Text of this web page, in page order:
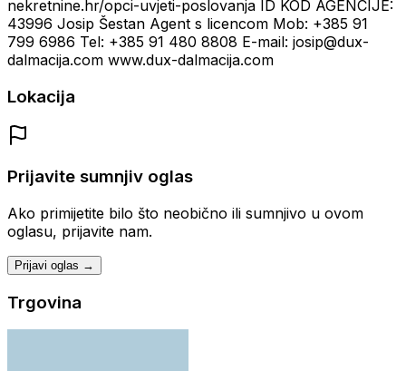
nekretnine.hr/opci-uvjeti-poslovanja ID KOD AGENCIJE:
43996 Josip Šestan Agent s licencom Mob: +385 91
799 6986 Tel: +385 91 480 8808 E-mail: josip@dux-
dalmacija.com www.dux-dalmacija.com
Lokacija
Prijavite sumnjiv oglas
Ako primijetite bilo što neobično ili sumnjivo u ovom
oglasu, prijavite nam.
Prijavi oglas →
Trgovina